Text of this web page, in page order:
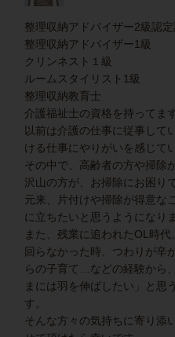
整理収納アドバイザー2級認
整理収納アドバイザー1級
クリンネスト１級
ルームスタイリスト1級
整理収納教育士
介護福祉士の資格を持ってます
以前は介護の仕事に従事して
ける仕事にやりがいを感じて
その中で、高齢者の方や掃除
沢山の方が、お掃除にお困り
元来、片付けや掃除が得意な
に立ちたいと思うようになり
また、残業に追われたOL時
回らなかった時、つわりが辛
らの子育て…などの経験から
まには羽を伸ばしたい」と思
す。
そんな方々の気持ちに寄り添